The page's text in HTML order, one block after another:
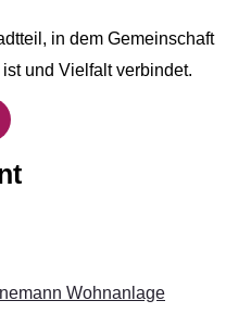
in dem Gemeinschaft
und Vielfalt verbindet.
Wohnanlage